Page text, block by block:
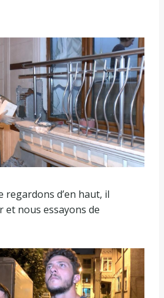
regardons d’en haut, il
et nous essayons de